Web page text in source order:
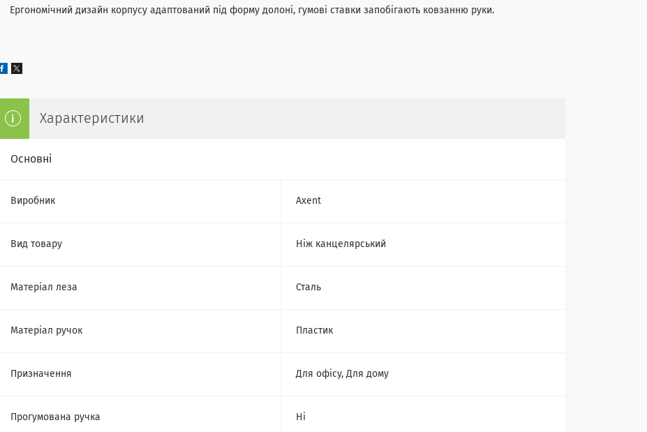
Ергономічний дизайн корпусу адаптований під форму долоні, гумові ставки запобігають ковзанню руки.
Характеристики
Основні
Виробник Axent
Вид товару Ніж канцелярський
Матеріал леза Сталь
Матеріал ручок Пластик
Призначення Для офісу, Для дому
Прогумована ручка Ні